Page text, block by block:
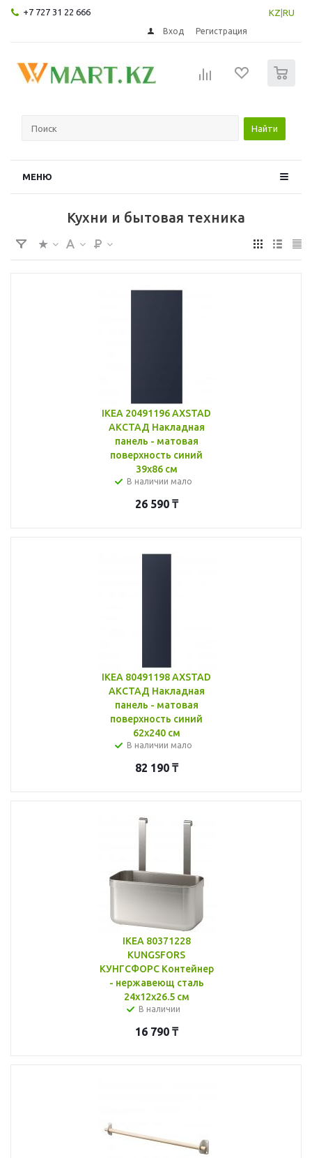
+7 727 31 22 666 KZ RU
Вход Регистрация
Найти
МЕНЮ
Кухни и бытовая техника
IKEA 20491196 AXSTAD
АКСТАД Накладная
панель - матовая
поверхность синий
39x86 см
В наличии мало
26 590₸
IKEA 80491198 AXSTAD
АКСТАД Накладная
панель - матовая
поверхность синий
62x240 см
В наличии мало
82 190₸
IKEA 80371228
KUNGSFORS
КУНГСФОРС Контейнер
- нержавеющ сталь
24x12x26.5 см
В наличии
16 790₸